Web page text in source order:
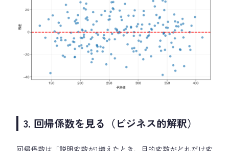
3. 回帰係数を見る（ビジネス的解釈）